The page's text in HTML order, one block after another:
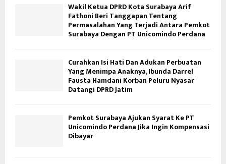
Wakil Ketua DPRD Kota Surabaya Arif
Fathoni Beri Tanggapan Tentang
Permasalahan Yang Terjadi Antara Pemkot
Surabaya Dengan PT Unicomindo Perdana
Curahkan Isi Hati Dan Adukan Perbuatan
Yang Menimpa Anaknya, Ibunda Darrel
Fausta Hamdani Korban Peluru Nyasar
Datangi DPRD Jatim
Pemkot Surabaya Ajukan Syarat Ke PT
Unicomindo Perdana Jika Ingin Kompensasi
Dibayar